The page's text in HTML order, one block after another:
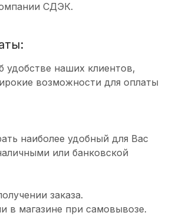
СДЭК.
удобстве наших клиентов,
возможности для оплаты
наиболее удобный для Вас
или банковской
заказа.
в магазине при самовывозе.